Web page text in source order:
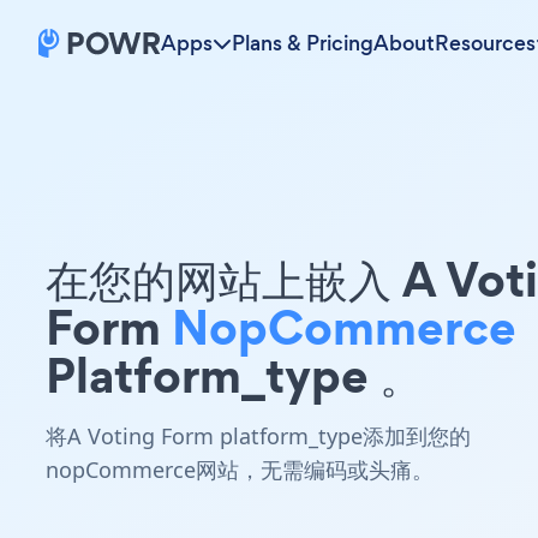
Apps Plans & PricingAboutResources
在您的网站上嵌入 A
Form NopCommerce
Platform_type 。
将A Voting Form platform_type添加到您的
nopCommerce网站，无需编码或头痛。